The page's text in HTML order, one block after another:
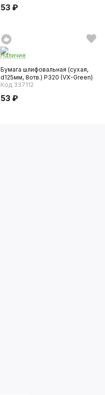
53 ₽
Наличие
Бумага шлифовальная (сухая,
d125мм, 8отв.) P320 (VX-Green)
Код 337112
53 ₽